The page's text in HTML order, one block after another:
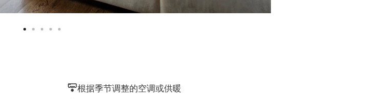
根据季节调整的空调或供暖